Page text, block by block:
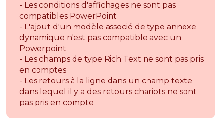
- Les conditions d'affichages ne sont pas
compatibles PowerPoint
- L'ajout d'un modèle associé de type annexe
dynamique n'est pas compatible avec un
Powerpoint
- Les champs de type Rich Text ne sont pas pris
en comptes
- Les retours à la ligne dans un champ texte
dans lequel il y a des retours chariots ne sont
pas pris en compte